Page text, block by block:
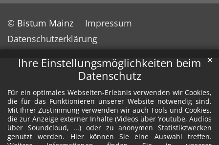
Ihre Einstellungsmöglichkeiten beim
Datenschutz
Für ein optimales Webseiten-Erlebnis verwenden wir Cookies,
die für das Funktionieren unserer Website notwendig sind.
Mit Ihrer Zustimmung verwenden wir auch Tools und Cookies,
die zur Anzeige externer Inhalte (Videos über Youtube, Audios
über Soundcloud, ...) oder zu anonymen Statistikzwecken
genutzt werden. Hier können Sie eine Auswahl treffen.
✕
© Bistum Mainz
Impressum
Datenschutzerklärung